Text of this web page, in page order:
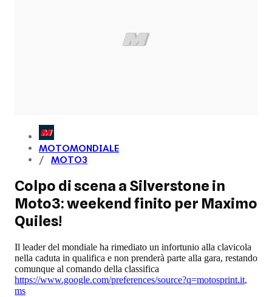
MOTOMONDIALE
MOTO3
Colpo di scena a Silverstone in
Moto3: weekend finito per Maximo
Quiles!
Il leader del mondiale ha rimediato un infortunio alla clavicola
nella caduta in qualifica e non prenderà parte alla gara, restando
comunque al comando della classifica
https://www.google.com/preferences/source?q=motosprint.it,
ms